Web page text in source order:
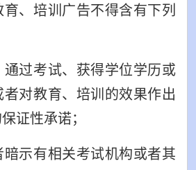
、培训广告不得含有下列
通过考试、获得学位学历或
对教育、培训的效果作出
证性承诺；
暗示有相关考试机构或者其